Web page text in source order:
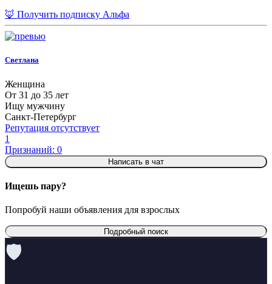
🦊 Получить подписку Альфа
Светлана
Женщина
От 31 до 35 лет
Ищу мужчину
Санкт-Петербург
Репутация отсутствует
1
Признаний: 0
Написать в чат
Ищешь пару?
Попробуй наши объявления для взрослых
Подробный поиск
🛡